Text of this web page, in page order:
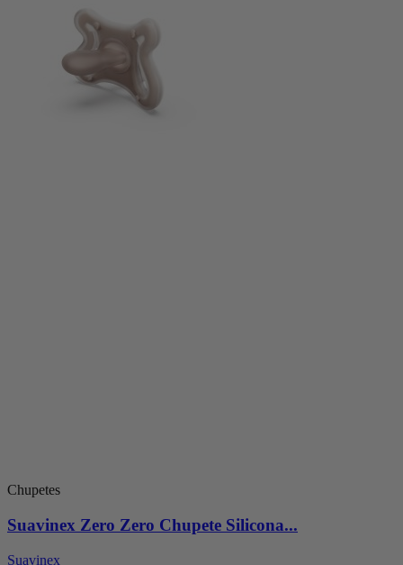
Chupetes
Suavinex Zero Zero Chupete Silicona...
Suavinex